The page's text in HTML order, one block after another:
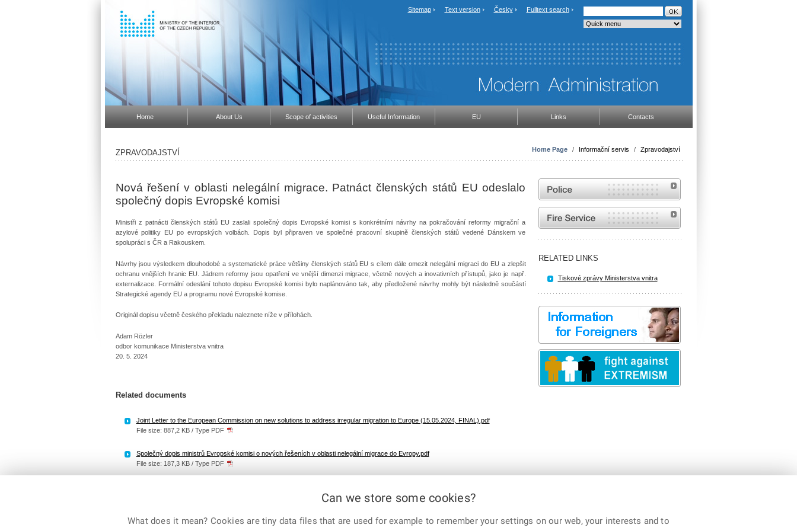
Sitemap Text version Česky Fulltext search
Home About Us Scope of activities Useful Information EU Links Contacts
Home Page / Informační servis / Zpravodajství
ZPRAVODAJSTVÍ
Nová řešení v oblasti nelegální migrace. Patnáct členských států EU odeslalo
společný dopis Evropské komisi
Ministři z patnácti členských států EU zaslali společný dopis Evropské komisi s konkrétními návrhy na pokračování reformy migrační a
azylové politiky EU po evropských volbách. Dopis byl připraven ve společné pracovní skupině členských států vedené Dánskem ve
spolupráci s ČR a Rakouskem.
Návrhy jsou výsledkem dlouhodobé a systematické práce většiny členských států EU s cílem dále omezit nelegální migraci do EU a zlepšit
ochranu vnějších hranic EU. Jádrem reformy jsou opatření ve vnější dimenzi migrace, včetně nových a inovativních přístupů, jako je např.
externalizace. Formální odeslání tohoto dopisu Evropské komisi bylo naplánováno tak, aby předložené návrhy mohly být následně součástí
Strategické agendy EU a programu nové Evropské komise.
Originál dopisu včetně českého překladu naleznete níže v přílohách.
Adam Rözler
odbor komunikace Ministerstva vnitra
20. 5. 2024
Related documents
Joint Letter to the European Commission on new solutions to address irregular migration to Europe (15.05.2024, FINAL).pdf
File size: 887,2 KB / Type PDF
Společný dopis ministrů Evropské komisi o nových řešeních v oblasti nelegální migrace do Evropy.pdf
File size: 187,3 KB / Type PDF
Corp.
Website of the Police of the Czech Republic
Website of the Fire and Rescue Service of the
Czech Republic
RELATED LINKS
Tiskové zprávy Ministerstva vnitra
Can we store some cookies?
What does it mean? Cookies are tiny data files that are used for example to remember your settings on our web, your interests and to